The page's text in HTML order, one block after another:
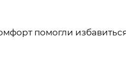
помогли